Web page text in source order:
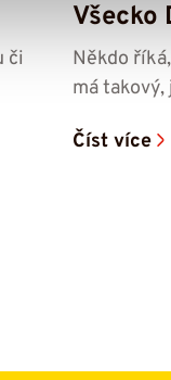
či
Všecko
Někdo
má takový,
Číst více